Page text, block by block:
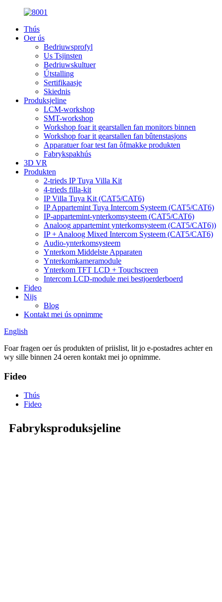
Thús
Oer ús
Bedriuwsprofyl
Us Tsjinsten
Bedriuwskultuer
Útstalling
Sertifikaasje
Skiednis
Produksjeline
LCM-workshop
SMT-workshop
Workshop foar it gearstallen fan monitors binnen
Workshop foar it gearstallen fan bûtenstasjons
Apparatuer foar test fan ôfmakke produkten
Fabrykspakhús
3D VR
Produkten
2-trieds IP Tuya Villa Kit
4-trieds filla-kit
IP Villa Tuya Kit (CAT5/CAT6)
IP Appartemint Tuya Intercom Systeem (CAT5/CAT6)
IP-appartemint-ynterkomsysteem (CAT5/CAT6)
Analoog appartemint ynterkomsysteem (CAT5/CAT6))
IP + Analoog Mixed Intercom Systeem (CAT5/CAT6)
Audio-ynterkomsysteem
Ynterkom Middelste Apparaten
Ynterkomkameramodule
Ynterkom TFT LCD + Touchscreen
Intercom LCD-module mei bestjoerderboerd
Fideo
Nijs
Blog
Kontakt mei ús opnimme
English
Foar fragen oer ús produkten of priislist, lit jo e-postadres achter en
wy sille binnen 24 oeren kontakt mei jo opnimme.
Fideo
Thús
Fideo
Fabryksproduksjeline